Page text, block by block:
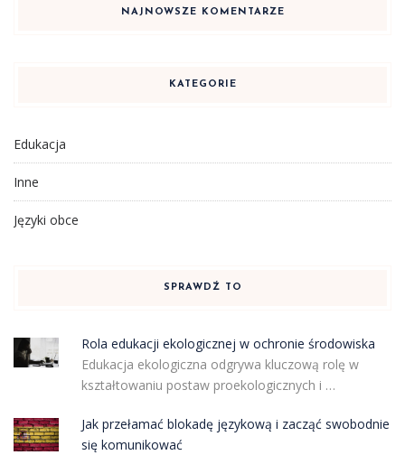
NAJNOWSZE KOMENTARZE
KATEGORIE
Edukacja
Inne
Języki obce
SPRAWDŹ TO
Rola edukacji ekologicznej w ochronie środowiska
Edukacja ekologiczna odgrywa kluczową rolę w
kształtowaniu postaw proekologicznych i …
Jak przełamać blokadę językową i zacząć swobodnie
się komunikować